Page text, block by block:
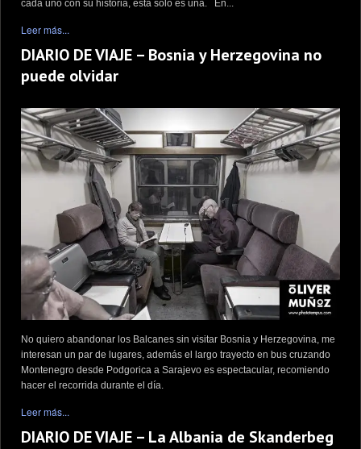
cada uno con su historia, ésta solo es una. En...
Leer más...
DIARIO DE VIAJE – Bosnia y Herzegovina no
puede olvidar
No quiero abandonar los Balcanes sin visitar Bosnia y Herzegovina, me
interesan un par de lugares, además el largo trayecto en bus cruzando
Montenegro desde Podgorica a Sarajevo es espectacular, recomiendo
hacer el recorrida durante el día.
Leer más...
DIARIO DE VIAJE – La Albania de Skanderbeg